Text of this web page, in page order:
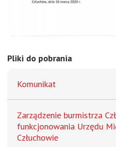
Pliki do pobrania
Komunikat
Zarządzenie burmistrza
funkcjonowania Urzędu
Człuchowie